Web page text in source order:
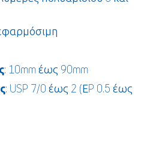
: 10mm έως 90mm
: USP 7/0 έως 2 (ΕP 0.5 έως